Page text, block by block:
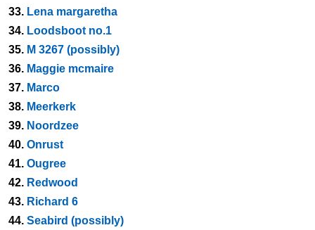
33. Lena margaretha
34. Loodsboot no.1
35. M 3267 (possibly)
36. Maggie mcmaire
37. Marco
38. Meerkerk
39. Noordzee
40. Onrust
41. Ougree
42. Redwood
43. Richard 6
44. Seabird (possibly)